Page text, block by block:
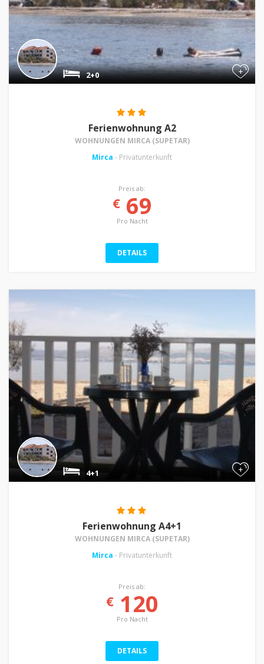
+
2+0
Ferienwohnung A2
WOHNUNGEN MIRCA (SUPETAR)
Mirca - Privatunterkunft
Preis ab:
€69
Pro Nacht
DETAILS
+
4+1
Ferienwohnung A4+1
WOHNUNGEN MIRCA (SUPETAR)
Mirca - Privatunterkunft
Preis ab:
€120
Pro Nacht
DETAILS